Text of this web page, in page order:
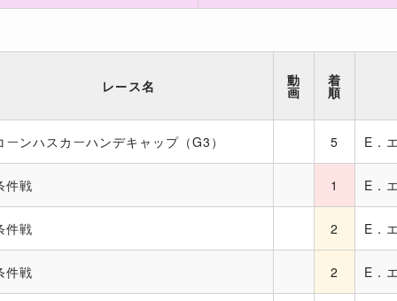
レース名 動
画
着
順
ーンハスカーハンデキャップ（G3） 5 E．
件戦 1 E．
件戦 2 E．
件戦 2 E．